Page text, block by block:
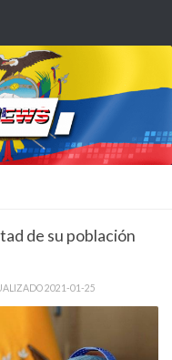
de su población
2021-01-25